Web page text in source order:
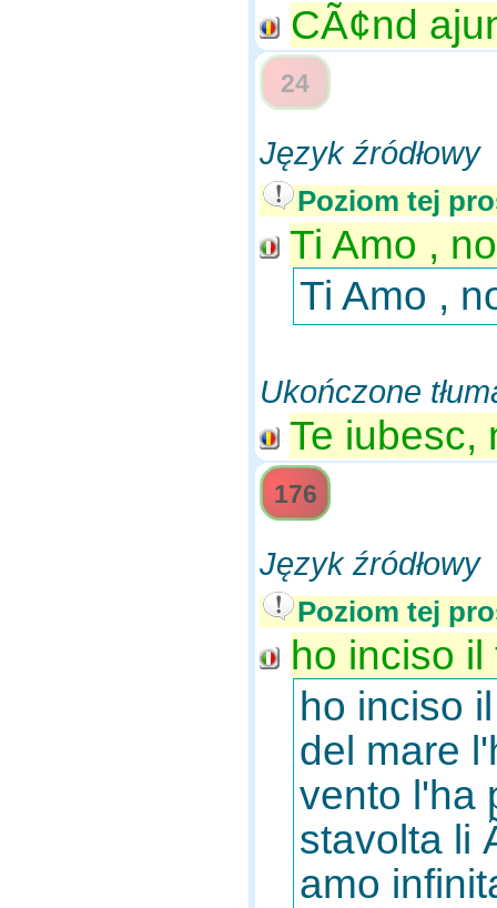
CÃ¢nd
24
Język źródłowy
Poziom tej
Ti Amo ,
Ti Amo ,
Ukończone
Te iubesc,
176
Język źródłowy
Poziom tej
ho inciso
ho inciso
del mare
vento l'ha
stavolta li
amo